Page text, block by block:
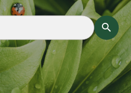
chevron_right
search